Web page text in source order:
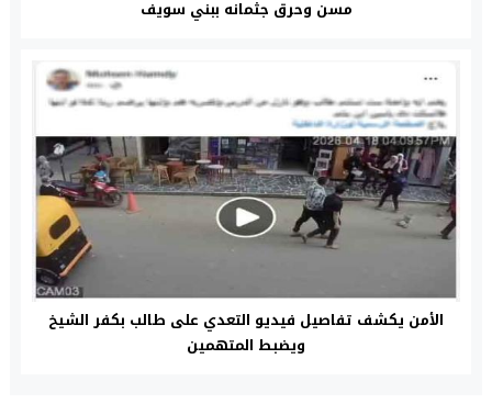
مسن وحرق جثمانه ببني سويف
الأمن يكشف تفاصيل فيديو التعدي على طالب بكفر الشيخ
ويضبط المتهمين